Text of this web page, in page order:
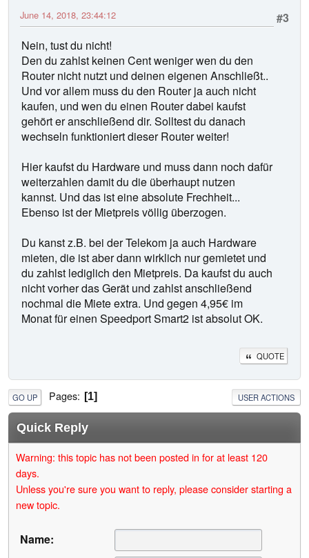
#3
June 14, 2018, 23:44:12
Nein, tust du nicht!
Den du zahlst keinen Cent weniger wen du den
Router nicht nutzt und deinen eigenen Anschließt..
Und vor allem muss du den Router ja auch nicht
kaufen, und wen du einen Router dabei kaufst
gehört er anschließend dir. Solltest du danach
wechseln funktioniert dieser Router weiter!
Hier kaufst du Hardware und muss dann noch dafür
weiterzahlen damit du die überhaupt nutzen
kannst. Und das ist eine absolute Frechheit...
Ebenso ist der Mietpreis völlig überzogen.
Du kanst z.B. bei der Telekom ja auch Hardware
mieten, die ist aber dann wirklich nur gemietet und
du zahlst lediglich den Mietpreis. Da kaufst du auch
nicht vorher das Gerät und zahlst anschließend
nochmal die Miete extra. Und gegen 4,95€ im
Monat für einen Speedport Smart2 ist absolut OK.
QUOTE
GO UP Pages 1 USER ACTIONS
Quick Reply
Warning: this topic has not been posted in for at least 120
days.
Unless you're sure you want to reply, please consider starting a
new topic.
Name: